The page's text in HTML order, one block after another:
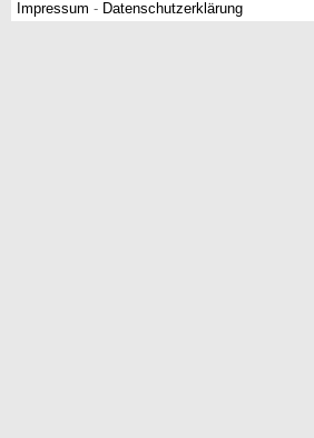
Impressum - Datenschutzerklärung